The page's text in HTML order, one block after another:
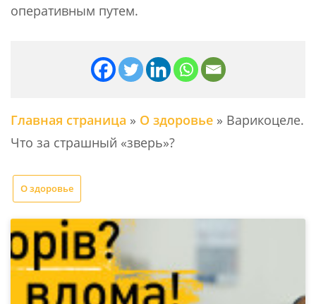
оперативным путем.
Главная страница » О здоровье » Варикоцеле.
Что за страшный «зверь»?
О здоровье